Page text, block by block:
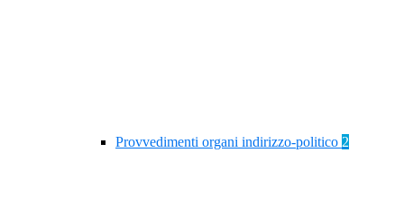
Provvedimenti organi indirizzo-politico 2